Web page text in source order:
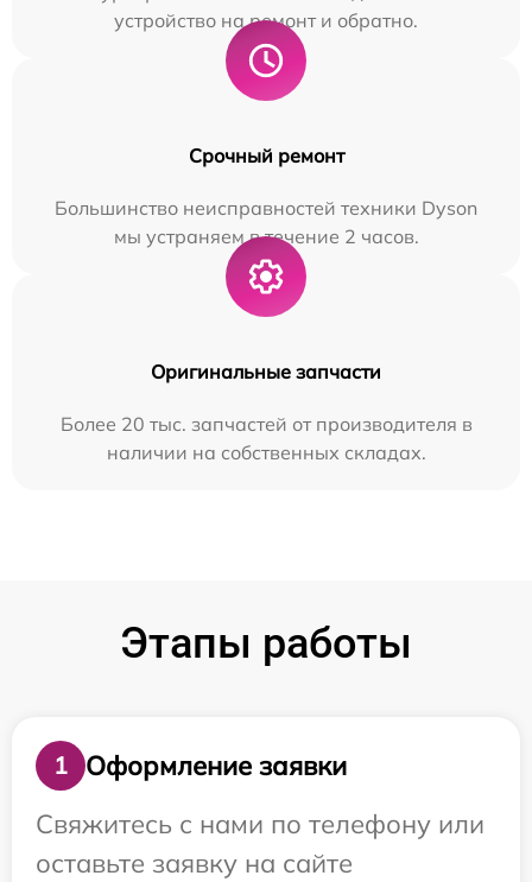
устройство на ремонт и обратно.
Срочный ремонт
Большинство неисправностей техники Dyson
мы устраняем в течение 2 часов.
Оригинальные запчасти
Более 20 тыс. запчастей от производителя в
наличии на собственных складах.
Этапы работы
1
Оформление заявки
Свяжитесь с нами по телефону или
оставьте заявку на сайте